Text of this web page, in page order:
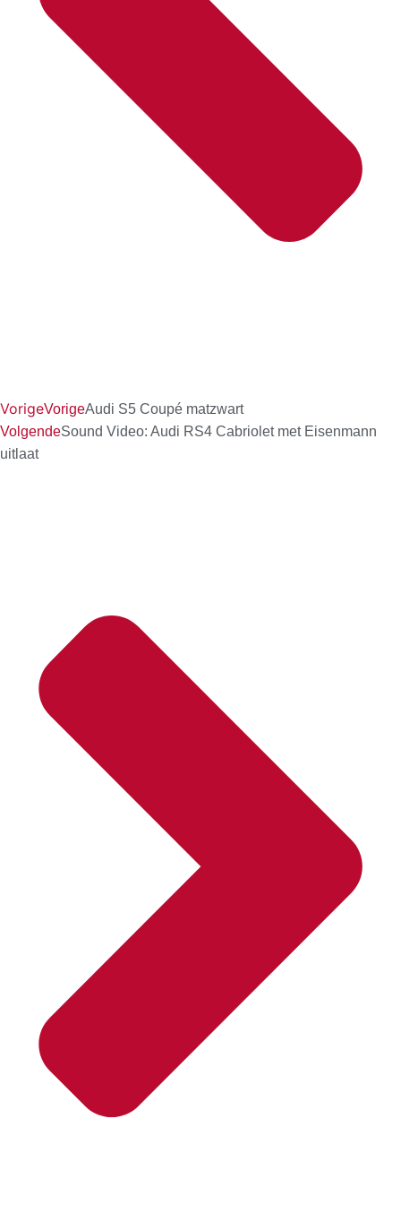
VorigeVorigeAudi S5 Coupé matzwart
VolgendeSound Video: Audi RS4 Cabriolet met Eisenmann
uitlaat